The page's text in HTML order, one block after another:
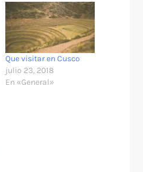
Que visitar en Cusco
julio 23, 2018
En «General»